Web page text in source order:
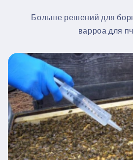
Больше решений для
варроа для